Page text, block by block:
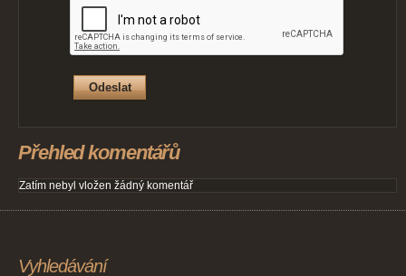
Přehled komentářů
Zatím nebyl vložen žádný komentář
Vyhledávání